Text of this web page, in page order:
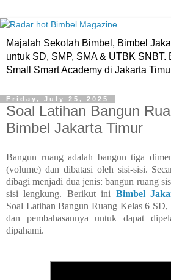
Majalah Sekolah Bimbel, Bimbel
untuk SD, SMP, SMA & UTBK
Small Smart Academy di Jakarta
Friday, July 25, 2025
Soal Latihan Bangun
Bimbel Jakarta Timur
Bangun ruang adalah bangun tiga
(volume) dan dibatasi oleh sisi-sisi.
dibagi menjadi dua jenis: bangun ruang
sisi lengkung. Berikut ini Bimbel
Soal Latihan Bangun Ruang Kelas 6 SD,
dan pembahasannya untuk dapat
dipahami.